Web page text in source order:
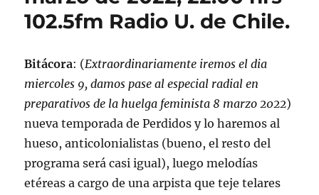
de
2022
102.5fm Radio U. de Chile.
Bitácora: (Extraordinariamente iremos el dia
miercoles 9, damos pase al especial radial en
preparativos de la huelga feminista 8 marzo 2022)
nueva temporada de Perdidos y lo haremos al
hueso, anticolonialistas (bueno, el resto del
programa será casi igual), luego melodías
etéreas a cargo de una arpista que teje telares